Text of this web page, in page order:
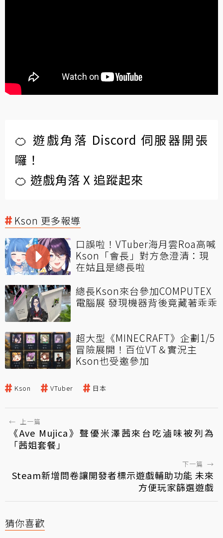
🍊 遊戲角落 Discord 伺服器開張
囉！
🍊 遊戲角落 X 追蹤起來
Kson 更多報導
口誤啦！VTuber海月雲Roa高喊
Kson「會長」對方急澄清：現
在姑且是總長啦
總長Kson來台參加COMPUTEX
電腦展 發現機器背後竟藏著乖乖
超大型《MINECRAFT》企劃1/5
冒險展開！百位VT＆實況主
Kson也受邀參加
Kson VTuber 日本
← 上一篇
《Ave Mujica》聲優米澤茜來台吃滷味被列為
「茜姐套餐」
下一篇 →
Steam新增問卷讓開發者標示遊戲輔助功能 未來
方便玩家篩選遊戲
猜你喜歡